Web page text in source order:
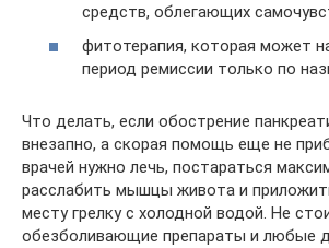
средств, облегающих
фитотерапия, которая может
период ремиссии только по
Что делать, если обострение
внезапно, а скорая помощь еще не
врачей нужно лечь, постараться
расслабить мышцы живота и
месту грелку с холодной водой. Не
обезболивающие препараты и любые